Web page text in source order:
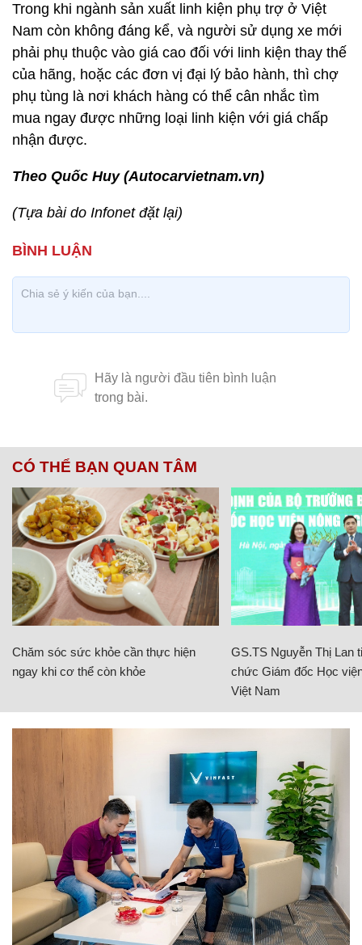
Trong khi ngành sản xuất linh kiện phụ trợ ở Việt
Nam còn không đáng kể, và người sử dụng xe mới
phải phụ thuộc vào giá cao đối với linh kiện thay thế
của hãng, hoặc các đơn vị đại lý bảo hành, thì chợ
phụ tùng là nơi khách hàng có thể cân nhắc tìm
mua ngay được những loại linh kiện với giá chấp
nhận được.
Theo Quốc Huy (Autocarvietnam.vn)
(Tựa bài do Infonet đặt lại)
CÓ THỂ BẠN QUAN TÂM
Chăm sóc sức khỏe cần thực hiện
ngay khi cơ thể còn khỏe
GS.TS Nguyễn Thị Lan
chức Giám đốc Học
Việt Nam